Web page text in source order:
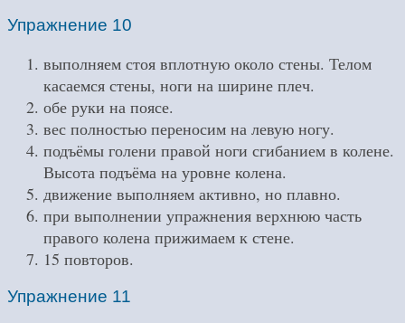
Упражнение 10
выполняем стоя вплотную около стены. Телом
касаемся стены, ноги на ширине плеч.
обе руки на поясе.
вес полностью переносим на левую ногу.
подъёмы голени правой ноги сгибанием в колене.
Высота подъёма на уровне колена.
движение выполняем активно, но плавно.
при выполнении упражнения верхнюю часть
правого колена прижимаем к стене.
15 повторов.
Упражнение 11